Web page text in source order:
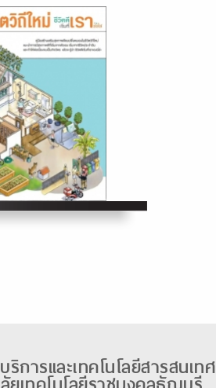
การและเทคโนโลยีสารสนเทศ